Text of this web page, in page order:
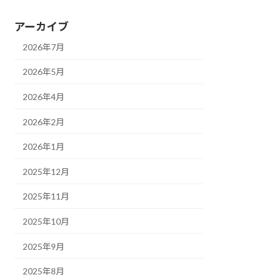
アーカイブ
2026年7月
2026年5月
2026年4月
2026年2月
2026年1月
2025年12月
2025年11月
2025年10月
2025年9月
2025年8月